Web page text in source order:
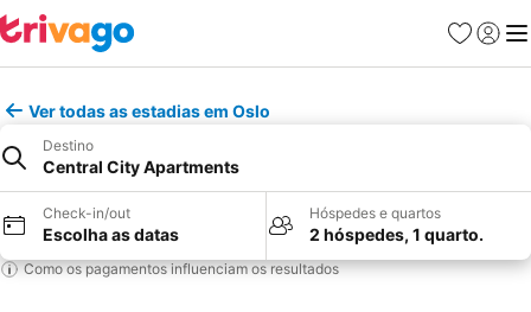
Favoritos
Iniciar
Ver todas as estadias em Oslo
Destino
Central City Apartments
Check-in/out
Escolha as datas
Hóspedes e quartos
2 hóspedes, 1 quarto.
Como os pagamentos influenciam os resultados